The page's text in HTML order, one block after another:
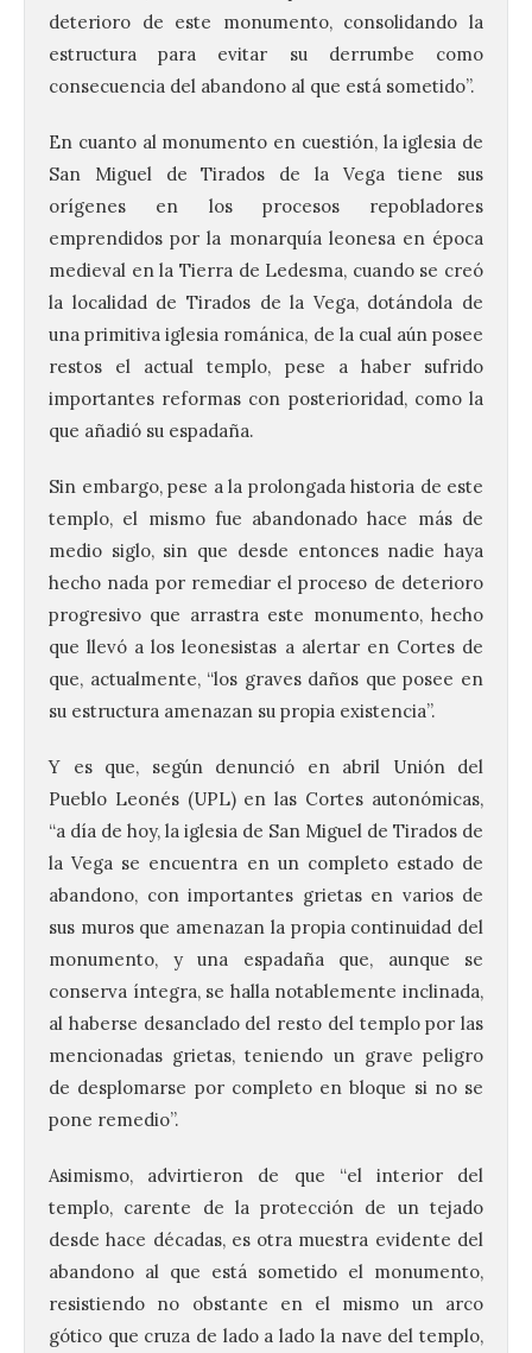
deterioro de este monumento, consolidando la
estructura para evitar su derrumbe como
consecuencia del abandono al que está sometido”.
En cuanto al monumento en cuestión, la iglesia de
San Miguel de Tirados de la Vega tiene sus
orígenes en los procesos repobladores
emprendidos por la monarquía leonesa en época
medieval en la Tierra de Ledesma, cuando se creó
la localidad de Tirados de la Vega, dotándola de
una primitiva iglesia románica, de la cual aún posee
restos el actual templo, pese a haber sufrido
importantes reformas con posterioridad, como la
que añadió su espadaña.
Sin embargo, pese a la prolongada historia de este
templo, el mismo fue abandonado hace más de
medio siglo, sin que desde entonces nadie haya
hecho nada por remediar el proceso de deterioro
progresivo que arrastra este monumento, hecho
que llevó a los leonesistas a alertar en Cortes de
que, actualmente, “los graves daños que posee en
su estructura amenazan su propia existencia”.
Y es que, según denunció en abril Unión del
Pueblo Leonés (UPL) en las Cortes autonómicas,
“a día de hoy, la iglesia de San Miguel de Tirados de
la Vega se encuentra en un completo estado de
abandono, con importantes grietas en varios de
sus muros que amenazan la propia continuidad del
monumento, y una espadaña que, aunque se
conserva íntegra, se halla notablemente inclinada,
al haberse desanclado del resto del templo por las
mencionadas grietas, teniendo un grave peligro
de desplomarse por completo en bloque si no se
pone remedio”.
Asimismo, advirtieron de que “el interior del
templo, carente de la protección de un tejado
desde hace décadas, es otra muestra evidente del
abandono al que está sometido el monumento,
resistiendo no obstante en el mismo un arco
gótico que cruza de lado a lado la nave del templo,